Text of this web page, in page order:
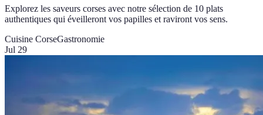
Explorez les saveurs corses avec notre sélection de 10 plats
authentiques qui éveilleront vos papilles et raviront vos sens.
Cuisine CorseGastronomie
Jul 29